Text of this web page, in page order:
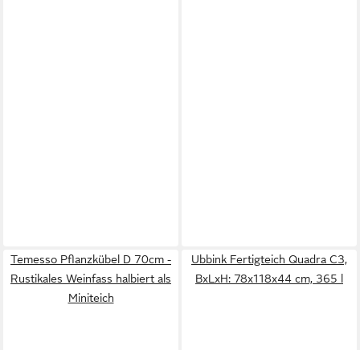
Temesso Pflanzkübel D 70cm -
Rustikales Weinfass halbiert als
Miniteich
Ubbink Fertigteich Quadra C3,
BxLxH: 78x118x44 cm, 365 l